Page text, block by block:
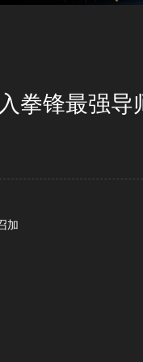
拳锋最强导
加